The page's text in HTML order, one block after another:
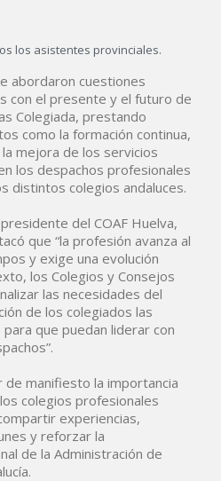
los asistentes provinciales.
abordaron cuestiones
con el presente y el futuro de
Colegiada, prestando
como la formación continua,
mejora de los servicios
los despachos profesionales
distintos colegios andaluces.
del COAF Huelva,
que “la profesión avanza al
y exige una evolución
los Colegios y Consejos
las necesidades del
de los colegiados las
que puedan liderar con
de manifiesto la importancia
colegios profesionales
experiencias,
y reforzar la
de la Administración de